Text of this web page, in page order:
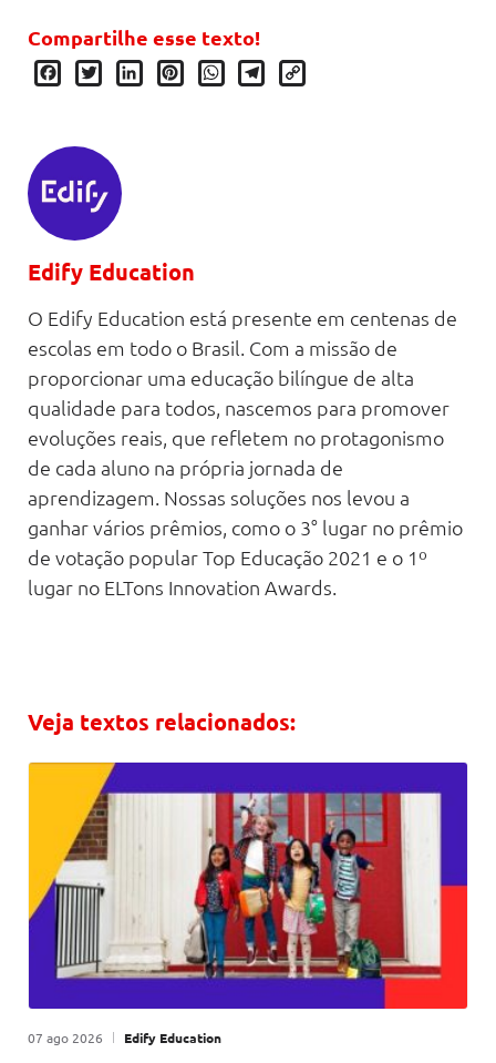
Compartilhe esse texto!
Edify Education
O Edify Education está presente em centenas de
escolas em todo o Brasil. Com a missão de
proporcionar uma educação bilíngue de alta
qualidade para todos, nascemos para promover
evoluções reais, que refletem no protagonismo
de cada aluno na própria jornada de
aprendizagem. Nossas soluções nos levou a
ganhar vários prêmios, como o 3° lugar no prêmio
de votação popular Top Educação 2021 e o 1º
lugar no ELTons Innovation Awards.
Veja textos relacionados:
Publicado em
07 ago 2026 | por
Edify Education